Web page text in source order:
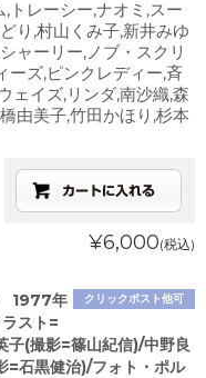
トレーシー,ナオミ,スー
り,村山くみ子,新井みゆ
ャーリー,ノブ・スクリ
ーズ,ピンクレディー,斉
ェイズ,リンダ,南沙織,森
由美子,竹田かほり,杉本
¥6,000(税込)
クリックポスト他可
1977年
スト=
子(撮影=篠山紀信)/中野良
=石黒健治)/フォト・ポル